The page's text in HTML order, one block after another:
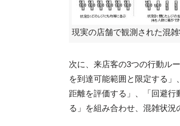
現実の店舗で観測された混
次に、来店客の3つの行動ル
を到達可能範囲と限定する
距離を評価する」、「回避
る」を組み合わせ、混雑状況